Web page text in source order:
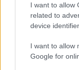
I want to allow
related to
device
I want to allow
Google for
Continua a